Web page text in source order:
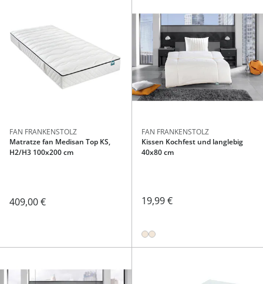
FAN FRANKENSTOLZ
Matratze fan Medisan Top KS,
H2/H3 100x200 cm
409,00 €
FAN FRANKENSTOLZ
Kissen Kochfest und langlebig
40x80 cm
19,99 €